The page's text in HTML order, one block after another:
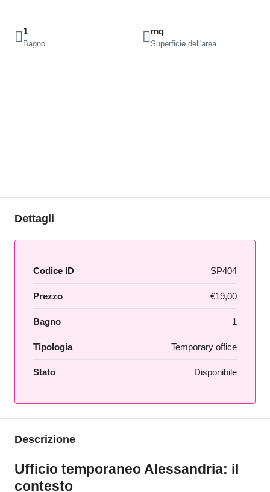
1
Bagno
mq
Superficie dell'area
Dettagli
Codice ID SP404
Prezzo €19,00
Bagno 1
Tipologia Temporary office
Stato Disponibile
Descrizione
Ufficio temporaneo Alessandria: il
contesto